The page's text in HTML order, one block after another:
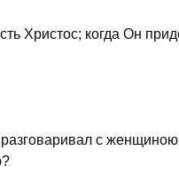
Христос; когда Он
с